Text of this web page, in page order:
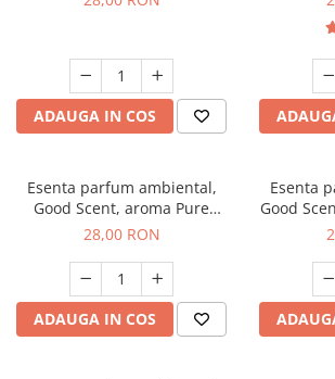
ADAUGA IN COS
Esenta parfum ambiental,
Good Scent, aroma Pure
White Musc, 20 g
28,00 RON
ADAUGA IN COS
Esenta
Good